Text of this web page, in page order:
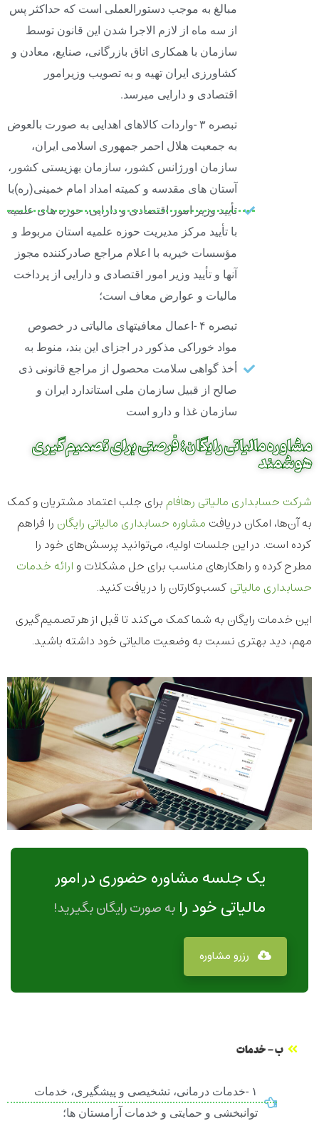
مبالغ به موجب دستورالعملی است که حداکثر پس
از سه ماه از لازم الاجرا شدن این قانون توسط
سازمان با همکاری اتاق بازرگانی، صنایع، معادن و
کشاورزی ایران تهیه و به تصویب وزیرامور
اقتصادی و دارایی میرسد.
تبصره ۳ -واردات کالاهای اهدایی به صورت بالعوض
به جمعیت هلال احمر جمهوری اسلامی ایران،
سازمان اورژانس کشور، سازمان بهزیستی کشور،
آستان های مقدسه و کمیته امداد امام خمینی(ره)با
تأیید وزیر امور اقتصادی و دارایی، حوزه های علمیه
با تأیید مرکز مدیریت حوزه علمیه استان مربوط و
مؤسسات خیریه با اعلام مراجع صادرکننده مجوز
آنها و تأیید وزیر امور اقتصادی و دارایی از پرداخت
مالیات و عوارض معاف است؛
تبصره ۴ -اعمال معافیتهای مالیاتی در خصوص
مواد خوراکی مذکور در اجزای این بند، منوط به
أخذ گواهی سلامت محصول از مراجع قانونی ذی
صالح از قبیل سازمان ملی استاندارد ایران و
سازمان غذا و دارو است
مشاوره مالیاتی رایگان؛ فرصتی برای تصمیم‌گیری
هوشمند
شرکت حسابداری مالیاتی رهافام برای جلب اعتماد مشتریان و کمک
به آن‌ها، امکان دریافت مشاوره حسابداری مالیاتی رایگان را فراهم
کرده است. در این جلسات اولیه، می‌توانید پرسش‌های خود را
مطرح کرده و راهکارهای مناسب برای حل مشکلات وارائه خدمات
حسابداری مالیاتی کسب‌وکارتان را دریافت کنید.
این خدمات رایگان به شما کمک می‌کند تا قبل از هر تصمیم‌گیری
مهم، دید بهتری نسبت به وضعیت مالیاتی خود داشته باشید.
یک جلسه مشاوره حضوری در امور
مالیاتی خود را به صورت رایگان بگیرید!
رزرو مشاوره
ب - خدمات
۱ -خدمات درمانی، تشخیصی و پیشگیری، خدمات
توانبخشی و حمایتی و خدمات آرامستان ها؛